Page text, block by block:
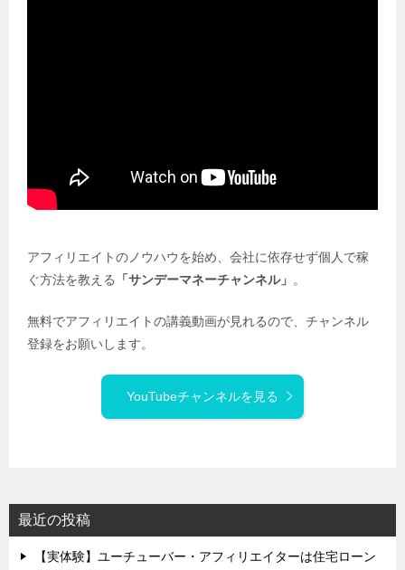
アフィリエイトのノウハウを始め、会社に依存せず個人で稼
ぐ方法を教える
「サンデーマネーチャンネル」 。
無料でアフィリエイトの講義動画が見れるので、チャンネル
登録をお願いします。
YouTubeチャンネルを見る
最近の投稿
【実体験】ユーチューバー・アフィリエイターは住宅ローン